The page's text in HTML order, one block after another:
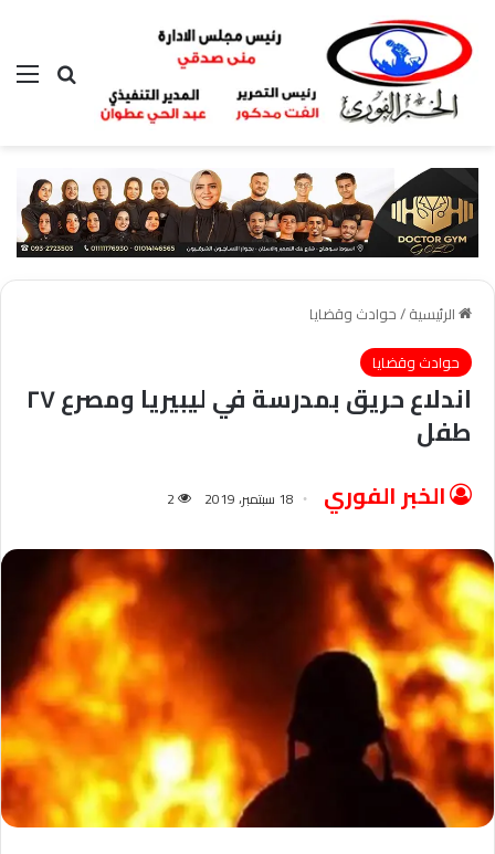
بحث عن
الرئيسية/حوادث وقضايا
حوادث وقضايا
اندلاع حريق بمدرسة في ليبيريا ومصرع ٢٧
طفل
الخبر الفوري 18 سبتمبر، 2019 2